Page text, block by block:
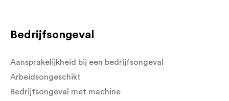
Bedrijfsongeval
Aansprakelijkheid bij een bedrijfsongeval
Arbeidsongeschikt
Bedrijfsongeval met machine